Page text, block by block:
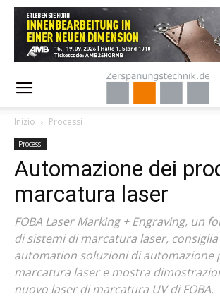
Inizio Processi
Processi
Automazione dei
marcatura laser
FOBA Laser Marking + Engraving, un
di sistemi di marcatura laser,
automation soluzioni di automazione
marcatura laser e mostra
nuovo laser di marcatura UV di FOBA.